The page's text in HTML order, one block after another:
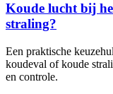
Koude lucht bij
straling?
Een praktische
koudeval of koude
en controle.